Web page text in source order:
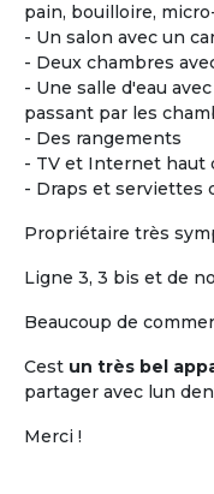
pain, bouilloire,
- Un salon avec un
- Deux chambres
- Une salle d'eau
passant par les
- Des rangements
- TV et Internet haut
- Draps et serviettes
Propriétaire très
Ligne 3, 3 bis et de
Beaucoup de
Cest un très bel
partager avec lun
Merci !
Vivre